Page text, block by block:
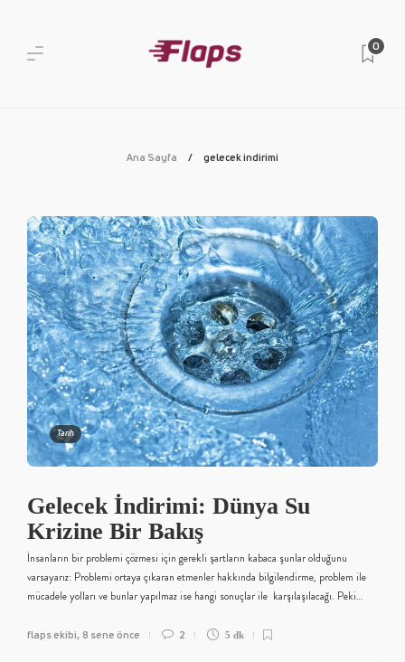
0
Ana Sayfa gelecek indirimi
Tarih
Gelecek İndirimi: Dünya Su
Krizine Bir Bakış
İnsanların bir problemi çözmesi için gerekli şartların kabaca şunlar olduğunu
varsayarız: Problemi ortaya çıkaran etmenler hakkında bilgilendirme, problem ile
mücadele yolları ve bunlar yapılmaz ise hangi sonuçlar ile karşılaşılacağı. Peki…
flaps ekibi, 8 sene önce 2 5 dk